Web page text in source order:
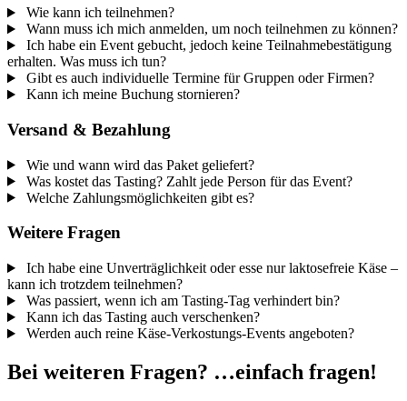
Wie kann ich teilnehmen?
Wann muss ich mich anmelden, um noch teilnehmen zu können?
Ich habe ein Event gebucht, jedoch keine Teilnahmebestätigung
erhalten. Was muss ich tun?
Gibt es auch individuelle Termine für Gruppen oder Firmen?
Kann ich meine Buchung stornieren?
Versand & Bezahlung
Wie und wann wird das Paket geliefert?
Was kostet das Tasting? Zahlt jede Person für das Event?
Welche Zahlungsmöglichkeiten gibt es?
Weitere Fragen
Ich habe eine Unverträglichkeit oder esse nur laktosefreie Käse –
kann ich trotzdem teilnehmen?
Was passiert, wenn ich am Tasting-Tag verhindert bin?
Kann ich das Tasting auch verschenken?
Werden auch reine Käse-Verkostungs-Events angeboten?
Bei weiteren Fragen? …einfach fragen!